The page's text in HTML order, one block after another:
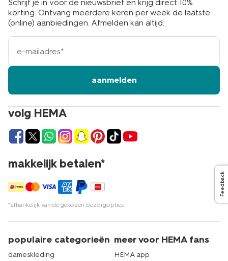
volg HEMA
makkelijk betalen*
*afhankelijk van de gekozen bezorgopties
Schrijf je in voor de nieuwsbrief en krijg direct 10%
korting. Ontvang meerdere keren per week de laatste
(online) aanbiedingen. Afmelden kan altijd.
e-
mailadres
aanmelden
populaire categorieën
dameskleding
meer voor HEMA fans
HEMA app
Feedback